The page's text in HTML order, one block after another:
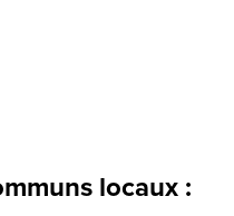
locaux :